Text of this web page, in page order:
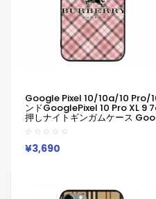
Google Pixel 10/10a/10 Pro/
ンドGooglePixel 10 Pro XL 9
押しナイトギンガムケース
ブランド バーバリー Galaxy
S26/S25/S24/S23ultraケー
Pixelなど全機種対応
¥3,690